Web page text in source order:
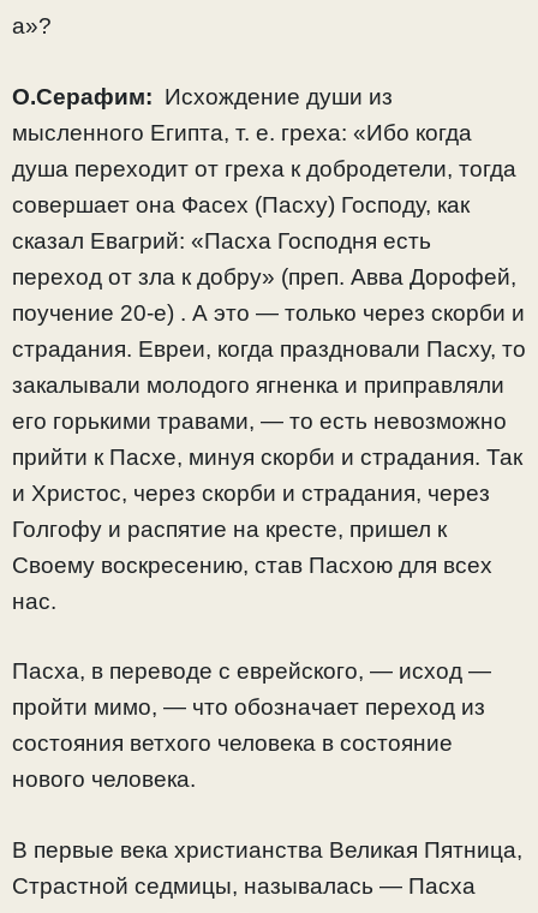
а»?
О.Серафим: Исхождение души из
мысленного Египта, т. е. греха: «Ибо когда
душа переходит от греха к добродетели, тогда
совершает она Фасех (Пасху) Господу, как
сказал Евагрий: «Пасха Господня есть
переход от зла к добру» (преп. Авва Дорофей,
поучение 20-е) . А это — только через скорби и
страдания. Евреи, когда праздновали Пасху, то
закалывали молодого ягненка и приправляли
его горькими травами, — то есть невозможно
прийти к Пасхе, минуя скорби и страдания. Так
и Христос, через скорби и страдания, через
Голгофу и распятие на кресте, пришел к
Своему воскресению, став Пасхою для всех
нас.
Пасха, в переводе с еврейского, — исход —
пройти мимо, — что обозначает переход из
состояния ветхого человека в состояние
нового человека.
В первые века христианства Великая Пятница,
Страстной седмицы, называлась — Пасха